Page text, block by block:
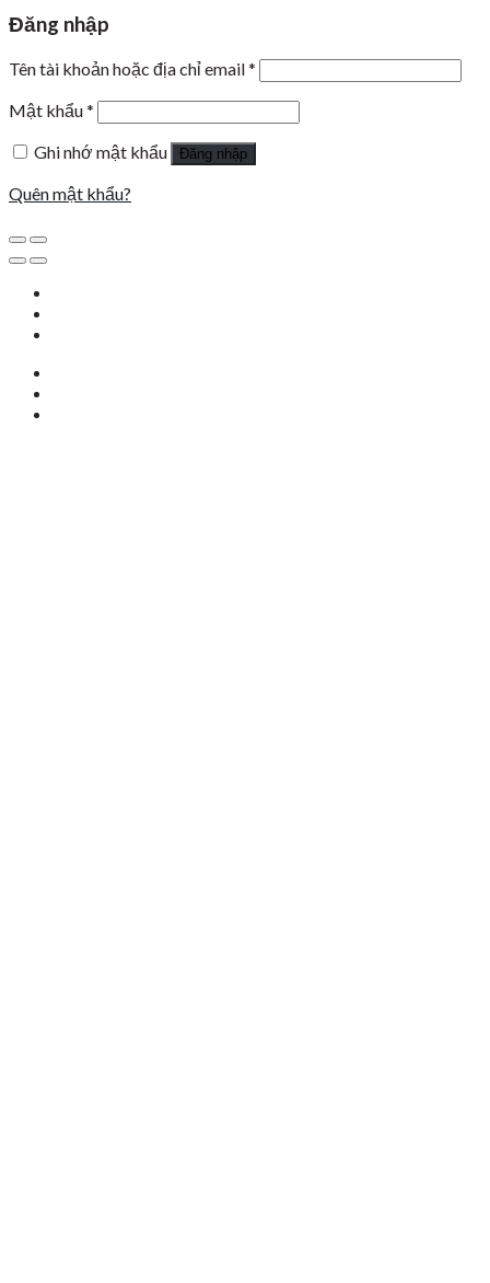
Đăng nhập
Tên tài khoản hoặc địa chỉ email*
Mật khẩu*
Ghi nhớ mật khẩu
Đăng nhập
Quên mật khẩu?